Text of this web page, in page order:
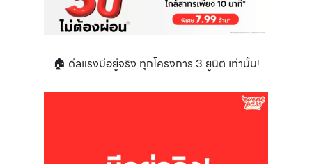
🏠 ดีลแรงมีอยู่จริง ทุกโครงการ 3 ยูนิต เท่านั้น!